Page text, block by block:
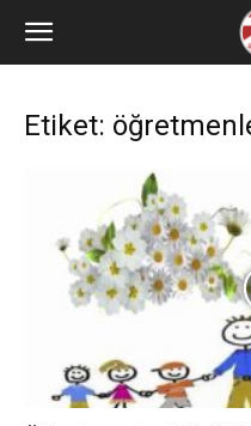
Etiket: